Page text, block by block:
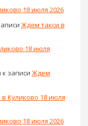
18 июля 2026
Ждем такси в
18 июля
к записи Ждем
Куликово 18 июля
18 июля 2026